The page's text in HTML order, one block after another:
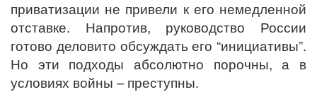
приватизации не привели к его немедленной
отставке. Напротив, руководство России
готово деловито обсуждать его “инициативы”.
Но эти подходы абсолютно порочны, а в
условиях войны – преступны.